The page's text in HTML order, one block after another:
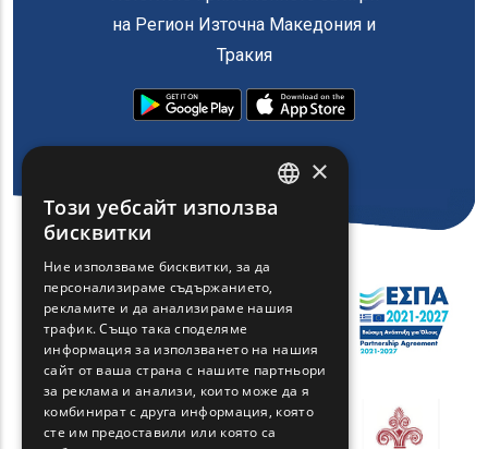
на Регион Източна Македония и
Тракия
ENGLISH
FRENCH
ROMANIAN
TURKISH
×
Този уебсайт използва
бисквитки
Ние използваме бисквитки, за да
персонализираме съдържанието,
рекламите и да анализираме нашия
трафик. Също така споделяме
информация за използването на нашия
сайт от ваша страна с нашите партньори
за реклама и анализи, които може да я
комбинират с друга информация, която
сте им предоставили или която са